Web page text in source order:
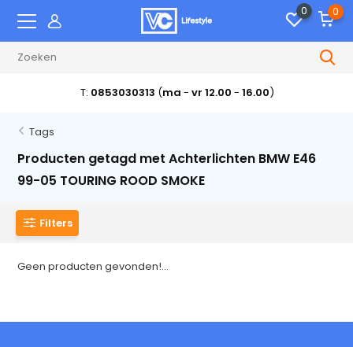
0 0
T: 0853030313 (ma - vr 12.00 - 16.00)
Tags
Producten getagd met Achterlichten BMW E46
99-05 TOURING ROOD SMOKE
Filters
Geen producten gevonden!...